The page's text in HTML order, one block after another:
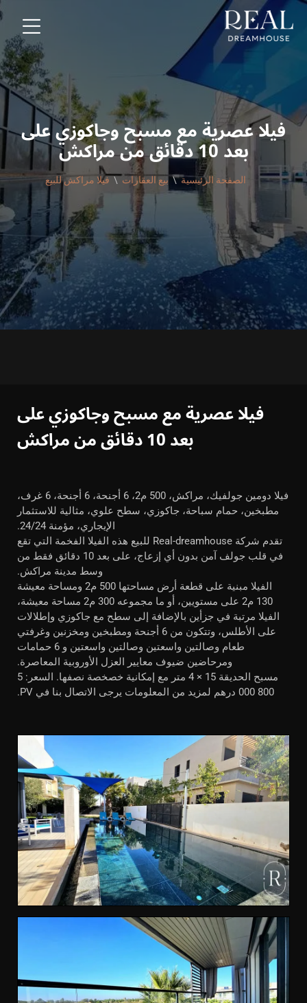
فيلا عصرية مع مسبح وجاكوزي على
بعد 10 دقائق من مراكش
الصفحة الرئيسية بيع العقارات فيلا مراكش للبيع
فيلا عصرية مع مسبح وجاكوزي على
بعد 10 دقائق من مراكش
فيلا دومين جولفيك، مراكش، 500 م2، 6 أجنحة، 6 أجنحة، 6 غرف،
مطبخين، حمام سباحة، جاكوزي، سطح علوي، مثالية للاستثمار
الإيجاري، مؤمنة 24/24.
تقدم شركة Real-dreamhouse للبيع هذه الفيلا الفخمة التي تقع
في قلب جولف آمن بدون أي إزعاج، على بعد 10 دقائق فقط من
وسط مدينة مراكش.
الفيلا مبنية على قطعة أرض مساحتها 500 م2 ومساحة معيشة
130 م2 على مستويين، أو ما مجموعه 300 م2 مساحة معيشة،
الفيلا مرتبة في جزأين بالإضافة إلى سطح مع جاكوزي وإطلالات
على الأطلس، وتتكون من 6 أجنحة ومطبخين ومخزنين وغرفتي
طعام وصالتين واسعتين وصالتين واسعتين و 6 حمامات
ومرحاضين ضيوف معايير العزل الأوروبية المعاصرة.
مسبح الحديقة 15 × 4 متر مع إمكانية خصخصة نصفها. السعر: 5
800 000 درهم لمزيد من المعلومات يرجى الاتصال بنا في PV.